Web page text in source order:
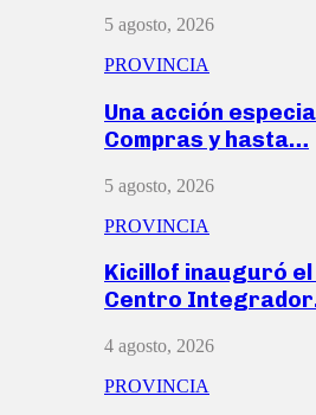
5 agosto, 2026
PROVINCIA
Una acción
Compras y hasta…
5 agosto, 2026
PROVINCIA
Kicillof inauguró el
Centro
4 agosto, 2026
PROVINCIA